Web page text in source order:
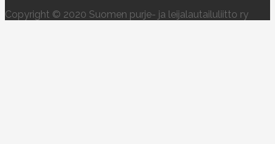
Copyright © 2020 Suomen purje- ja leijalautailuliitto ry